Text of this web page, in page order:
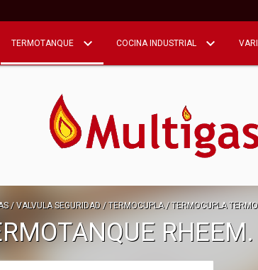
TERMOTANQUE COCINA INDUSTRIAL
/ VALVULA SEGURIDAD / TERMOCUPLA / TERMOCUPLA